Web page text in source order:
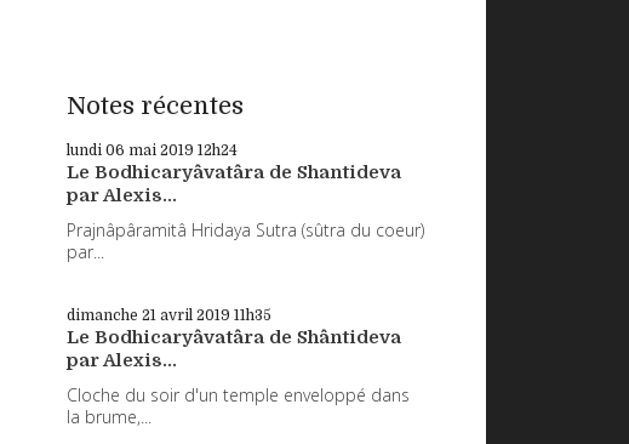
Notes récentes
lundi 06 mai 2019 12h24
Le Bodhicaryâvatâra de Shantideva
par Alexis...
Prajnâpâramitâ Hridaya Sutra (sûtra du coeur)
par...
dimanche 21 avril 2019 11h35
Le Bodhicaryâvatâra de Shântideva
par Alexis...
Cloche du soir d'un temple enveloppé dans
la brume,...